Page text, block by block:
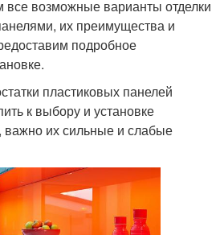
все возможные варианты отделки
их преимущества и
подробное
пластиковых панелей
к выбору и установке
важно их сильные и слабые